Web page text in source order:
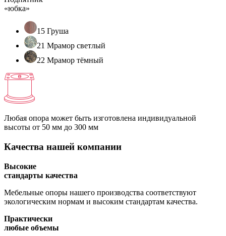
«юбка»
15 Груша
21 Мрамор светлый
22 Мрамор тёмный
Любая опора может быть изготовлена индивидуальной
высоты от 50 мм до 300 мм
Качества нашей компании
Высокие
стандарты качества
Мебельные опоры нашего производства соответствуют
экологическим нормам и высоким стандартам качества.
Практически
любые объемы